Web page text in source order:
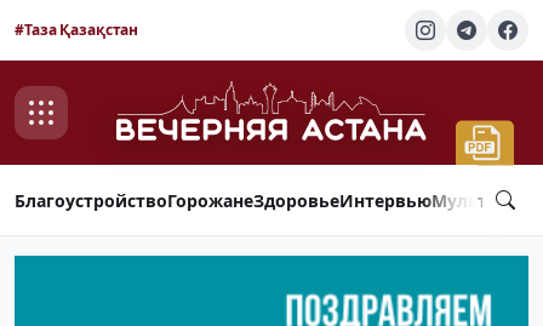
#Таза Қазақстан
БлагоустройствоГорожанеЗдоровьеИнтервью